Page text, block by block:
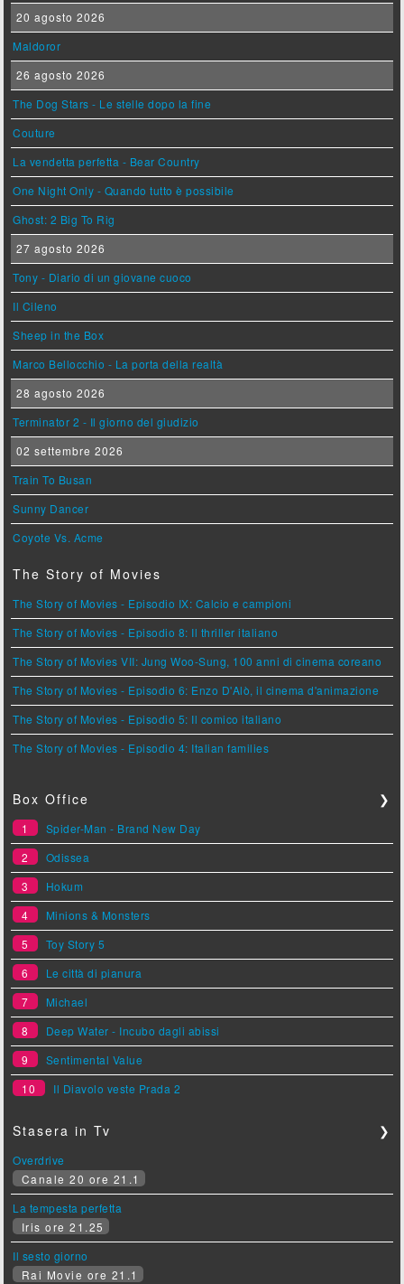
20 agosto 2026
Maldoror
26 agosto 2026
The Dog Stars - Le stelle dopo la fine
Couture
La vendetta perfetta - Bear Country
One Night Only - Quando tutto è possibile
Ghost: 2 Big To Rig
27 agosto 2026
Tony - Diario di un giovane cuoco
Il Cileno
Sheep in the Box
Marco Bellocchio - La porta della realtà
28 agosto 2026
Terminator 2 - Il giorno del giudizio
02 settembre 2026
Train To Busan
Sunny Dancer
Coyote Vs. Acme
The Story of Movies
The Story of Movies - Episodio IX: Calcio e campioni
The Story of Movies - Episodio 8: Il thriller italiano
The Story of Movies VII: Jung Woo-Sung, 100 anni di cinema coreano
The Story of Movies - Episodio 6: Enzo D'Alò, il cinema d'animazione
The Story of Movies - Episodio 5: Il comico italiano
The Story of Movies - Episodio 4: Italian families
Box Office ❯
1
Spider-Man - Brand New Day
2
Odissea
3
Hokum
4
Minions & Monsters
5
Toy Story 5
6
Le città di pianura
7
Michael
8
Deep Water - Incubo dagli abissi
9
Sentimental Value
10
Il Diavolo veste Prada 2
Stasera in Tv ❯
Overdrive
Canale 20 ore 21.1
La tempesta perfetta
Iris ore 21.25
Il sesto giorno
Rai Movie ore 21.1